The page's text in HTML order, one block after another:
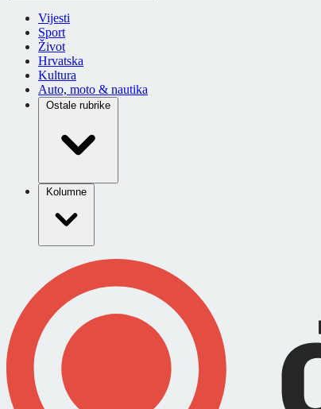
Vijesti
Sport
Život
Hrvatska
Kultura
Auto, moto & nautika
Ostale rubrike
Kolumne